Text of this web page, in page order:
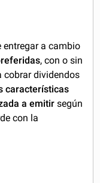
entregar a cambio
, con o sin
cobrar dividendos
características
a emitir según
con la